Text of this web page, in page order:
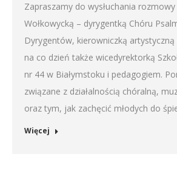
Zapraszamy do wysłuchania rozmowy
Wołkowycką – dyrygentką Chóru
Dyrygentów, kierowniczką artystyczną
na co dzień także wicedyrektorką
nr 44 w Białymstoku i pedagogiem.
związane z działalnością chóralną,
oraz tym, jak zachęcić młodych do
Więcej